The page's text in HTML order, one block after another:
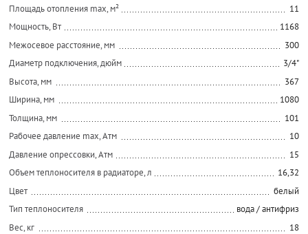
Площадь отопления max, м²
11
Мощность, Вт
1168
Межосевое расстояние, мм
300
Диаметр подключения, дюйм
3/4"
Высота, мм
367
Ширина, мм
1080
Толщина, мм
101
Рабочее давление max, Атм
10
Давление опрессовки, Атм
15
Объем теплоносителя в радиаторе, л
16,32
Цвет
белый
Тип теплоносителя
вода / антифриз
Вес, кг
18